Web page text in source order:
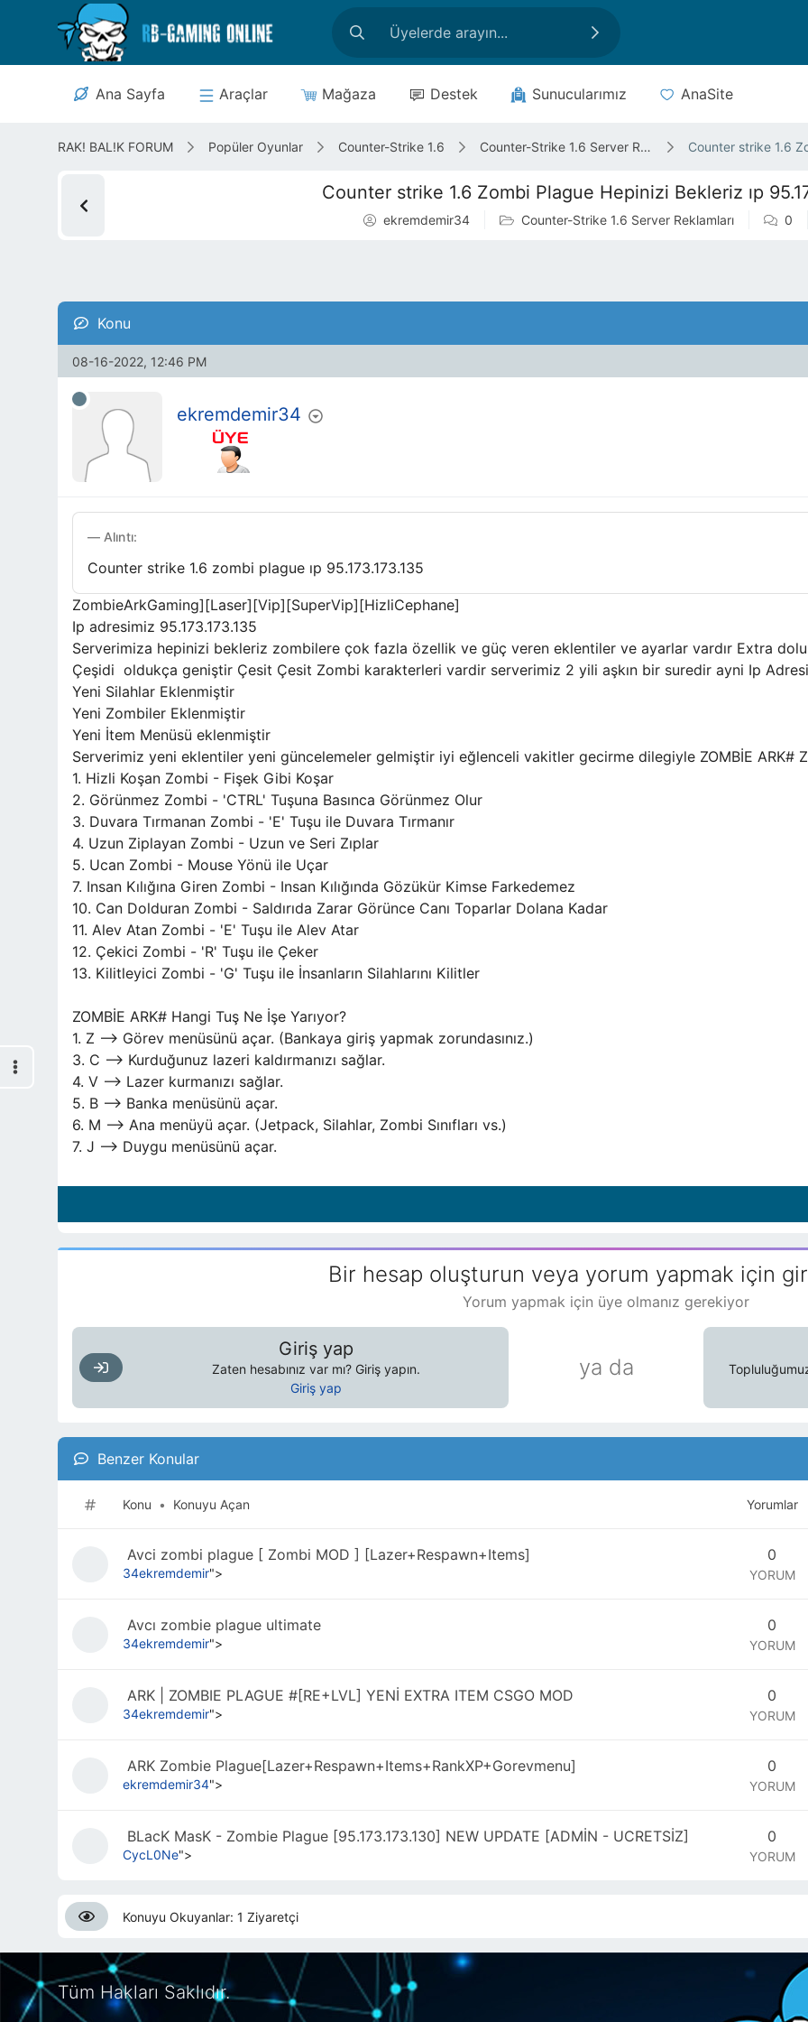
Ana içeriğe geç
Ana Sayfa Araçlar Mağaza Destek Sunucularımız AnaSite
RAK! BAL!K FORUM Popüler Oyunlar Counter-Strike 1.6 Counter-Strike 1.6 Server Reklamları Counter strike 1.6
Counter strike 1.6 Zombi Plague Hepinizi Bekleriz ıp
ekremdemir34 Counter-Strike 1.6 Server Reklamları 0
Konu
08-16-2022, 12:46 PM
ekremdemir34
Alıntı:
Counter strike 1.6 zombi plague ıp 95.173.173.135
ZombieArkGaming][Laser][Vip][SuperVip][HizliCephane]
Ip adresimiz 95.173.173.135
Serverimiza hepinizi bekleriz zombilere çok fazla özellik ve güç veren eklentiler ve ayarlar vardır Extra
Çeşidi oldukça geniştir Çesit Çesit Zombi karakterleri vardir serverimiz 2 yili aşkın bir suredir ayni Ip
Yeni Silahlar Eklenmiştir
Yeni Zombiler Eklenmiştir
Yeni İtem Menüsü eklenmiştir
Serverimiz yeni eklentiler yeni güncelemeler gelmiştir iyi eğlenceli vakitler gecirme dilegiyle ZOMBİE ARK#
1. Hizli Koşan Zombi - Fişek Gibi Koşar
2. Görünmez Zombi - 'CTRL' Tuşuna Basınca Görünmez Olur
3. Duvara Tırmanan Zombi - 'E' Tuşu ile Duvara Tırmanır
4. Uzun Ziplayan Zombi - Uzun ve Seri Zıplar
5. Ucan Zombi - Mouse Yönü ile Uçar
7. Insan Kılığına Giren Zombi - Insan Kılığında Gözükür Kimse Farkedemez
10. Can Dolduran Zombi - Saldırıda Zarar Görünce Canı Toparlar Dolana Kadar
11. Alev Atan Zombi - 'E' Tuşu ile Alev Atar
12. Çekici Zombi - 'R' Tuşu ile Çeker
13. Kilitleyici Zombi - 'G' Tuşu ile İnsanların Silahlarını Kilitler
ZOMBİE ARK# Hangi Tuş Ne İşe Yarıyor?
1. Z --> Görev menüsünü açar. (Bankaya giriş yapmak zorundasınız.)
3. C --> Kurduğunuz lazeri kaldırmanızı sağlar.
4. V --> Lazer kurmanızı sağlar.
5. B --> Banka menüsünü açar.
6. M --> Ana menüyü açar. (Jetpack, Silahlar, Zombi Sınıfları vs.)
7. J --> Duygu menüsünü açar.
Bir hesap oluşturun veya yorum yapmak için
Yorum yapmak için üye olmanız gerekiyor
Giriş yap
Zaten hesabınız var mı? Giriş yapın.
Giriş yap
ya da
Benzer Konular
Konu • Konuyu Açan Yorumlar
Avci zombi plague [ Zombi MOD ] [Lazer+Respawn+Items]
34ekremdemir">
0
YORUM
Avcı zombie plague ultimate
34ekremdemir">
0
YORUM
ARK | ZOMBIE PLAGUE #[RE+LVL] YENİ EXTRA ITEM CSGO MOD
34ekremdemir">
0
YORUM
ARK Zombie Plague[Lazer+Respawn+Items+RankXP+Gorevmenu]
ekremdemir34">
0
YORUM
BLacK MasK - Zombie Plague [95.173.173.130] NEW UPDATE [ADMİN - UCRETSİZ]
CycL0Ne">
0
YORUM
Konuyu Okuyanlar: 1 Ziyaretçi
Tüm Hakları Saklıdır.